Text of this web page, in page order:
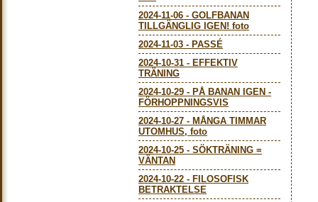
2024-11-06 - GOLFBANAN
TILLGÄNGLIG IGEN! foto
2024-11-03 - PASSÉ
2024-10-31 - EFFEKTIV
TRÄNING
2024-10-29 - PÅ BANAN IGEN -
FÖRHOPPNINGSVIS
2024-10-27 - MÅNGA TIMMAR
UTOMHUS, foto
2024-10-25 - SÖKTRÄNING =
VÄNTAN
2024-10-22 - FILOSOFISK
BETRAKTELSE